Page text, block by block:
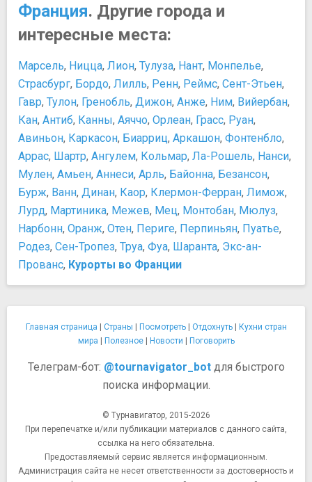
Дом-музей Оноре де Бальзака
Лувр
Музей Мармоттан-Моне
Музей на набережной Бранли
Музей Оранжери
Музей Орсе
Музей парфюмерии «Фрагонар»
Музей Пикассо
Музей Родена
Музей Сальвадора Дали
Музей современного искусства
Музей Средневековья
Национальная галерея Же-де-Пом
Парижский музей канализации
Сад растений Парижа
Фонд Louis Vuitton
Кабаре Crazy Horse
Кабаре Лидо
Памятники, скульптуры, статуи
Луксорский обелиск
Мемориал жертвам депортации
Скульптура "Человек, проходящий сквозь стену"
Франция. Другие города и
интересные места:
Марсель, Ницца, Лион, Тулуза, Нант, Монпелье,
Страсбург, Бордо, Лилль, Ренн, Реймс, Сент-Этьен,
Гавр, Тулон, Гренобль, Дижон, Анже, Ним, Вийербан,
Кан, Антиб, Канны, Аяччо, Орлеан, Грасс, Руан,
Авиньон, Каркасон, Биарриц, Аркашон, Фонтенбло,
Аррас, Шартр, Ангулем, Кольмар, Ла-Рошель, Нанси,
Мулен, Амьен, Аннеси, Арль, Байонна, Безансон,
Бурж, Ванн, Динан, Каор, Клермон-Ферран, Лимож,
Лурд, Мартиника, Межев, Мец, Монтобан, Мюлуз,
Нарбонн, Оранж, Отен, Периге, Перпиньян, Пуатье,
Родез, Сен-Тропез, Труа, Фуа, Шаранта, Экс-ан-
Прованс, Курорты во Франции
Главная страница | Страны | Посмотреть| Отдохнуть| Кухни стран
мира | Полезное| Новости | Поговорить
Телеграм-бот: @tournavigator_botдля быстрого
поиска информации.
© Турнавигатор, 2015-2026
При перепечатке и/или публикации материалов с данного сайта,
ссылка на него обязательна.
Предоставляемый сервис является информационным.
Администрация сайта не несет ответственности за достоверность и